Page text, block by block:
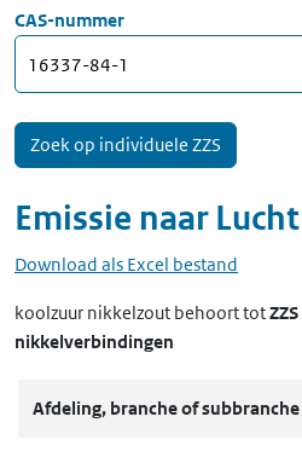
CAS-nummer
Emissie naar Lucht
Download als Excel bestand
koolzuur nikkelzout behoort tot
nikkelverbindingen
Afdeling, branche of subbranche